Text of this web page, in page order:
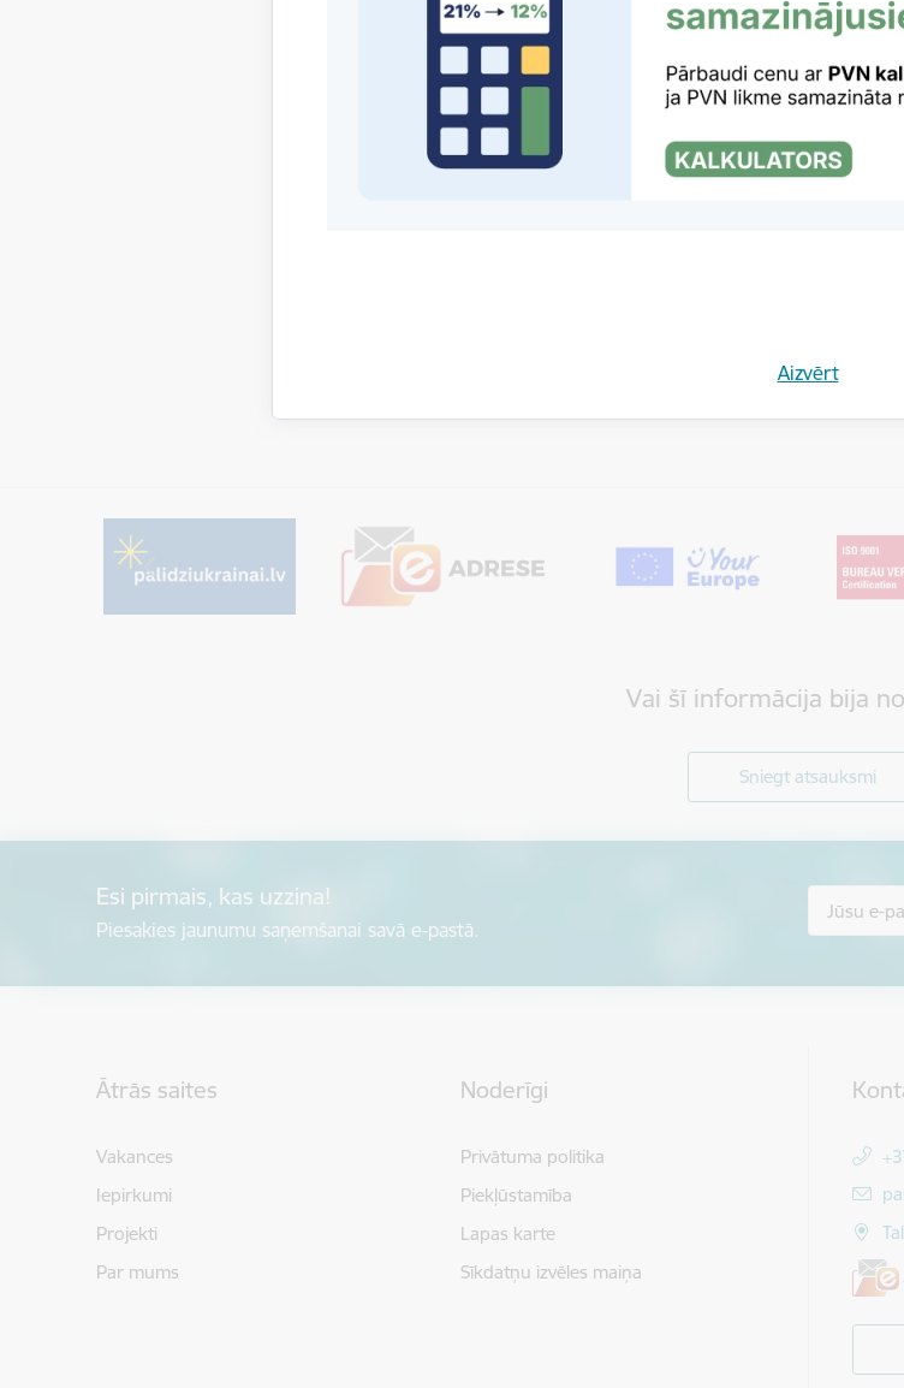
Aizvērt
Dalība konsultācijās ir bez maksas . Vietu skaits ir
zvanot pa tālruni
+371 65452554.
Lai konsultācija ritētu raitāk, PTAC lūdz patērētājus
papildus iegūt izziņas no abiem kredītinformācijas
PTAC uzsver – ja radušās grūtības atmaksāt kredītu,
Jaunumi
Vai šī informācija bija
Sniegt atsauksmi
Esi pirmais, kas uzzina!
Piesakies jaunumu saņemšanai savā e-pastā.
Ātrās saites
Vakances
Iepirkumi
Projekti
Par mums
Noderīgi
Privātuma politika
Piekļūstamība
Lapas karte
Sīkdatņu izvēles maiņa